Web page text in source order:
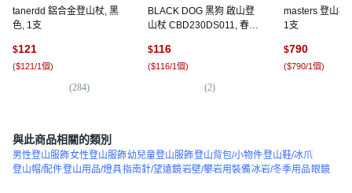
tanerdd 鋁合金登山杖, 黑
色, 1支
$121
($121/1個)
(284)
BLACK DOG 黑狗 啟山登
山杖 CBD230DS011, 春苔
$116
($116/1個)
(2)
masters 登山杖
1支
$790
($790/1個)
與此商品相關的類別
男性登山服飾女性登山服飾幼兒童登山服飾登山背包/小物件登山鞋/冰爪
登山帽/配件登山用品/燈具指南針/望遠鏡岩壁/攀岩用裝備冰岩/冬季用品 眼鏡